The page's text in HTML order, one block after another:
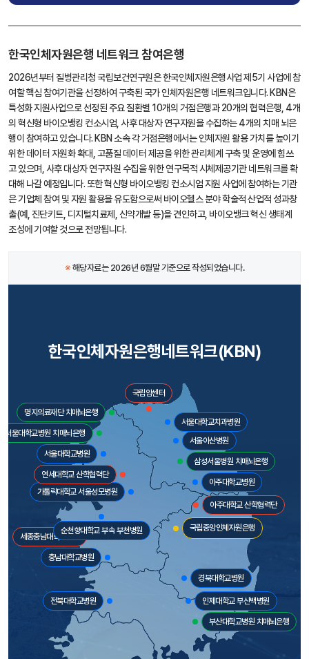
한국인체자원은행 네트워크 참여은행
2026년부터 질병관리청 국립보건연구원은 한국인체자원은행사업 제5기 사업에 참
여할 핵심 참여기관을 선정하여 구축된 국가 인체자원은행 네트워크입니다. KBN은
특성화 지원사업으로 선정된 주요 질환별 10개의 거점은행과 20개의 협력은행, 4개
의 혁신형 바이오뱅킹 컨소시엄, 사후 대상자 연구자원을 수집하는 4개의 치매 뇌은
행이 참여하고 있습니다. KBN 소속 각 거점은행에서는 인체자원 활용 가치를 높이기
위한 데이터 자원화 확대, 고품질 데이터 제공을 위한 관리체계 구축 및 운영에 힘쓰
고 있으며, 사후 대상자 연구자원 수집을 위한 연구목적 시체제공기관 네트워크를 확
대해 나갈 예정입니다. 또한 혁신형 바이오뱅킹 컨소시엄 지원 사업에 참여하는 기관
은 기업체 참여 및 자원 활용을 유도함으로써 바이오헬스 분야 학술적 산업적 성과창
출(예, 진단키트, 디지털치료제, 신약개발 등)을 견인하고, 바이오뱅크 혁신 생태계
조성에 기여할 것으로 전망됩니다.
※ 해당자료는 2026년 6월말 기준으로 작성되었습니다.
한국인체자원은행네트워크(KBN)
국립암센터
서울대학교치과병원
서울아산병원
삼성서울병원 치매뇌은행
아주대학교병원
아주대학교 산학협력단
국립중앙인체자원은행
경북대학교병원
인제대학교 부산백병원
부산대학교병원 치매뇌은행
전북대학교병원
충남대학교병원
세종충남대학교병원
순천향대학교 부속 부천병원
가톨릭대학교 서울성모병원
연세대학교 산학협력단
서울대학교병원
서울대학교병원 치매뇌은행
명지의료재단 치매뇌은행